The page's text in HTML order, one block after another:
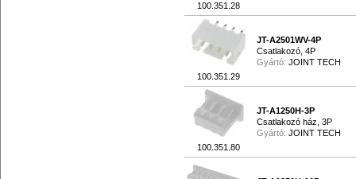
100.351.28
100.351.29
JT-A2501WV-4P
Csatlakozó, 4P
Gyártó: JOINT TECH
100.351.80
JT-A1250H-3P
Csatlakozó ház, 3P
Gyártó: JOINT TECH